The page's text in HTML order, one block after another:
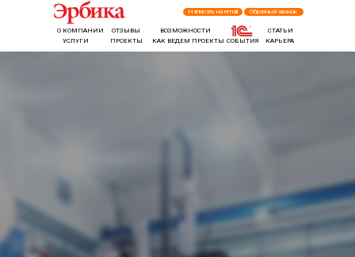
О КОМПАНИИ
УСЛУГИ
ВОЗМОЖНОСТИ
ПРОЕКТЫ
ОТЗЫВЫ
КАК ВЕДЕМ ПРОЕКТЫ СОБЫТИЯ
СТАТЬИ
КАРЬЕРА
Написать на email Обратный звонок